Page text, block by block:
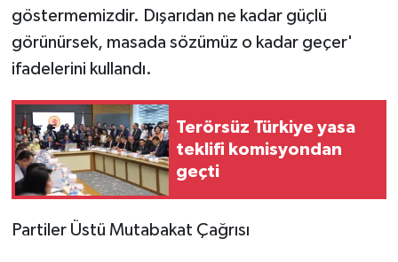
göstermemizdir. Dışarıdan ne kadar güçlü
görünürsek, masada sözümüz o kadar geçer'
ifadelerini kullandı.
Terörsüz Türkiye yasa
teklifi komisyondan
geçti
Partiler Üstü Mutabakat Çağrısı